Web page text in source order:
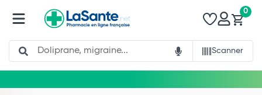
Search
Scanner
0